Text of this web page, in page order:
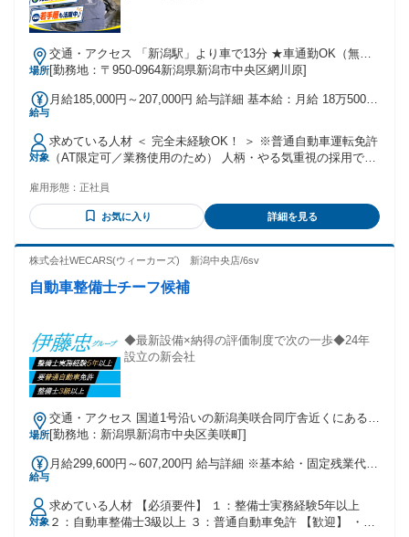
場所
交通・アクセス 「新潟駅」より車で13分 ★車通勤OK（無料
駐車場完備！）
[勤務地：〒950-0964新潟県新潟市中央区網川原]
給与
月給185,000円～207,000円 給与詳細 基本給：月給 18万5000
で支払われる通勤・皆勤・家族手当金額：なし 全員に一律で
支払われるその他手当金額：なし 社内規定の新人給与：月給
207,000円程度となります。 ★昇給年1回 ★賞与年2回 / 前年
度実績3か月分 夏：1.5ヶ月 冬：1.5ヶ月 ◎業績によって決算
支給実績あり！また、入社後8ヶ月勤務で入社祝い一時金40万
円支給実績あり！ ★資格手当（月10,000円〜35,000円） ★家
族手当（配偶者5,000円・子供3,000円※扶養対象者のみ） 試
用・研修期間：3ヶ月 試用・研修期間の条件：本採用と同じ
対象
求めている人材 ＜ 完全未経験OK！ ＞ ※普通自動車運転免許
（AT限定可／業務使用のため） 人柄・やる気重視の採用で
車が好きな方、手に職をつけたい方 ＊働きながら自主的に学
び、成長したい向上心のある方 ＊安定した環境で働きたい方
◎学歴不問／第二新卒歓迎！ ◎20代・30代・40代活躍中！
雇用形態： 正社員
お気に入り 詳細を見る
株式会社WECARS(ウィーカーズ) 新潟中央店/6sv
自動車整備士チーフ候補
◆最新設備×納得の評価制度で次の一歩◆24年
設立の新会社
場所
交通・アクセス 国道1号沿いの新潟美咲合同庁舎近くにある店
舗です。
[勤務地：新潟県新潟市中央区美咲町]
給与
月給299,600円～607,200円 給与詳細 ※基本給・固定残業代の
あり 1ヶ月あたり7万1900円 〜 14万5600円（固定残業時間：
1ヶ月あたり42時間） 固定残業時間を超えた勤務時間につい
ては別途残業代を支給する 【一律手当】 全員に一律で支払わ
対象
求めている人材 【必須要件】 １：整備士実務経験5年以上
２：自動車整備士3級以上 ３：普通自動車免許 【歓迎】 ・2